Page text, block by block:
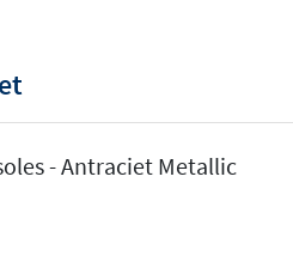
- Antraciet Metallic